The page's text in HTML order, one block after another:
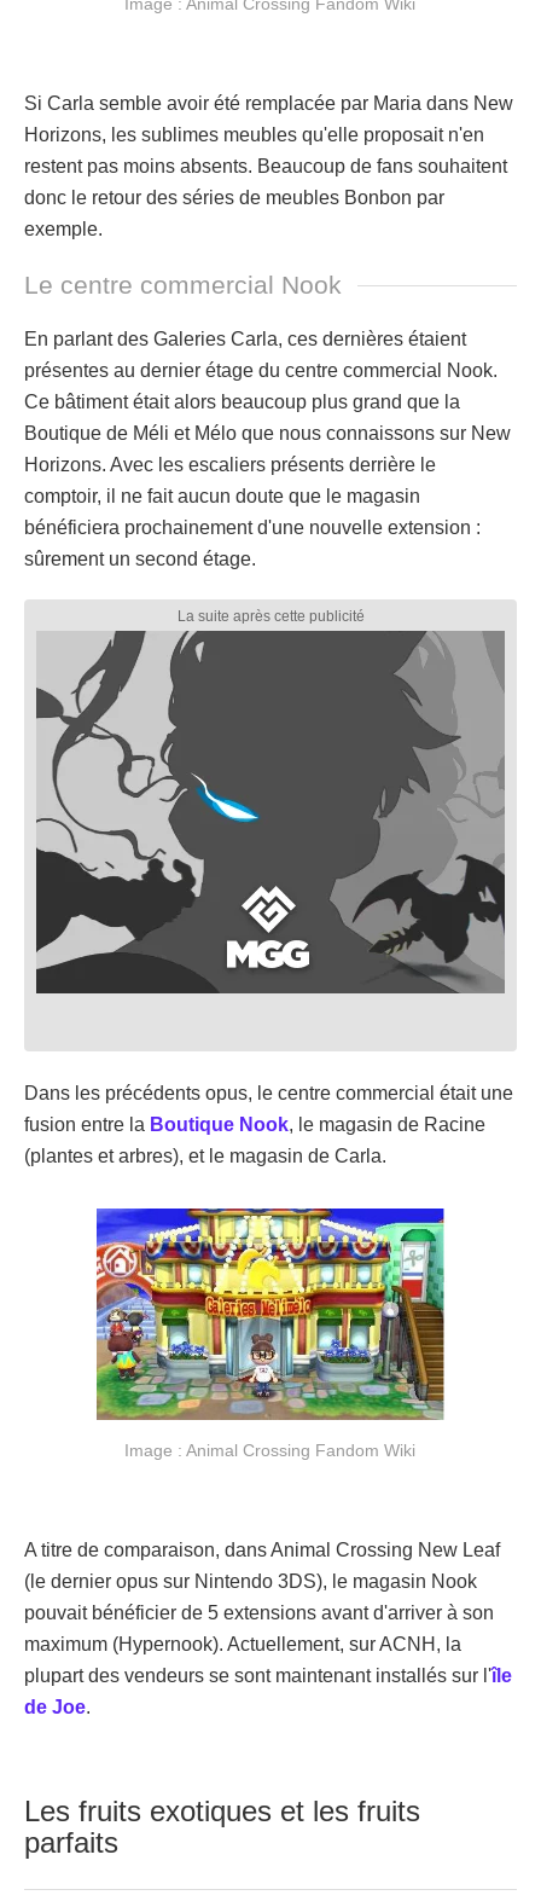
Image : Animal Crossing Fandom Wiki
Si Carla semble avoir été remplacée par Maria dans New
Horizons, les sublimes meubles qu'elle proposait n'en
restent pas moins absents. Beaucoup de fans souhaitent
donc le retour des séries de meubles Bonbon par
exemple.
Le centre commercial Nook
En parlant des Galeries Carla, ces dernières étaient
présentes au dernier étage du centre commercial Nook.
Ce bâtiment était alors beaucoup plus grand que la
Boutique de Méli et Mélo que nous connaissons sur New
Horizons. Avec les escaliers présents derrière le
comptoir, il ne fait aucun doute que le magasin
bénéficiera prochainement d'une nouvelle extension :
sûrement un second étage.
Dans les précédents opus, le centre commercial était une
fusion entre la Boutique Nook, le magasin de Racine
(plantes et arbres), et le magasin de Carla.
Image : Animal Crossing Fandom Wiki
A titre de comparaison, dans Animal Crossing New Leaf
(le dernier opus sur Nintendo 3DS), le magasin Nook
pouvait bénéficier de 5 extensions avant d'arriver à son
maximum (Hypernook). Actuellement, sur ACNH, la
plupart des vendeurs se sont maintenant installés sur l'île
de Joe.
Les fruits exotiques et les fruits
parfaits